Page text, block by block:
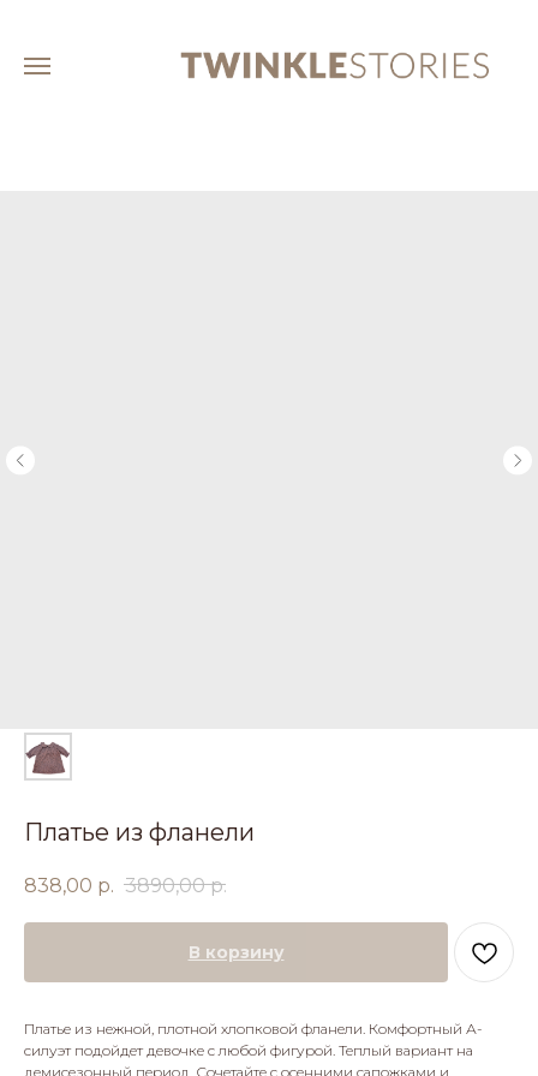
Платье из фланели
838,00 р. 3890,00 р.
В корзину
Платье из нежной, плотной хлопковой фланели. Комфортный А-
силуэт подойдет девочке с любой фигурой. Теплый вариант на
демисезонный период. Сочетайте с осенними сапожками и